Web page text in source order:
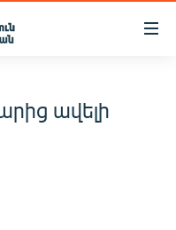
ավելի